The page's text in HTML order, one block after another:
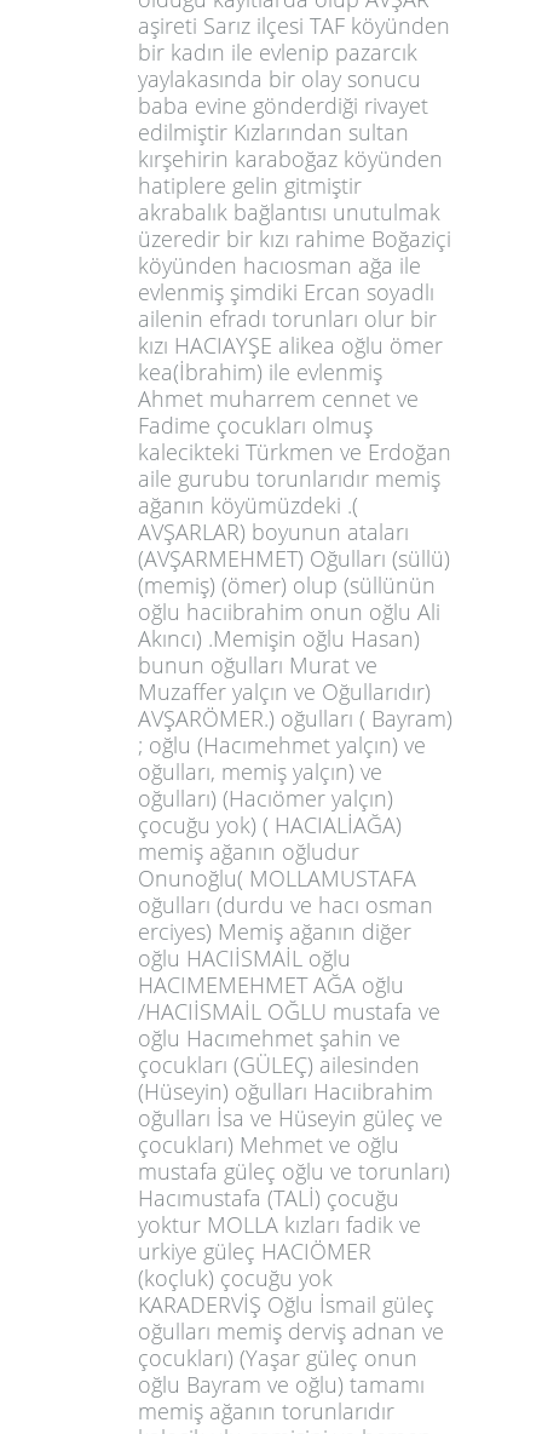
aşireti Sarız ilçesi TAF köyünden
bir kadın ile evlenip pazarcık
yaylakasında bir olay sonucu
baba evine gönderdiği rivayet
edilmiştir Kızlarından sultan
kırşehirin karaboğaz köyünden
hatiplere gelin gitmiştir
akrabalık bağlantısı unutulmak
üzeredir bir kızı rahime Boğaziçi
köyünden hacıosman ağa ile
evlenmiş şimdiki Ercan soyadlı
ailenin efradı torunları olur bir
kızı HACIAYŞE alikea oğlu ömer
kea(İbrahim) ile evlenmiş
Ahmet muharrem cennet ve
Fadime çocukları olmuş
kalecikteki Türkmen ve Erdoğan
aile gurubu torunlarıdır memiş
ağanın köyümüzdeki .(
AVŞARLAR) boyunun ataları
(AVŞARMEHMET) Oğulları (süllü)
(memiş) (ömer) olup (süllünün
oğlu hacıibrahim onun oğlu Ali
Akıncı) .Memişin oğlu Hasan)
bunun oğulları Murat ve
Muzaffer yalçın ve Oğullarıdır)
AVŞARÖMER.) oğulları ( Bayram)
; oğlu (Hacımehmet yalçın) ve
oğulları, memiş yalçın) ve
oğulları) (Hacıömer yalçın)
çocuğu yok) ( HACIALİAĞA)
memiş ağanın oğludur
Onunoğlu( MOLLAMUSTAFA
oğulları (durdu ve hacı osman
erciyes) Memiş ağanın diğer
oğlu HACIİSMAİL oğlu
HACIMEMEHMET AĞA oğlu
/HACIİSMAİL OĞLU mustafa ve
oğlu Hacımehmet şahin ve
çocukları (GÜLEÇ) ailesinden
(Hüseyin) oğulları Hacıibrahim
oğulları İsa ve Hüseyin güleç ve
çocukları) Mehmet ve oğlu
mustafa güleç oğlu ve torunları)
Hacımustafa (TALİ) çocuğu
yoktur MOLLA kızları fadik ve
urkiye güleç HACIÖMER
(koçluk) çocuğu yok
KARADERVİŞ Oğlu İsmail güleç
oğulları memiş derviş adnan ve
çocukları) (Yaşar güleç onun
oğlu Bayram ve oğlu) tamamı
memiş ağanın torunlarıdır